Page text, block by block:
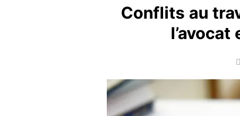
Conflits au